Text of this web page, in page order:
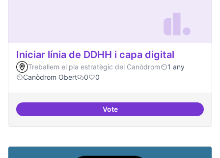
Iniciar línia de DDHH i capa digital
Treballem el pla estratègic del Canòdrom
1 any
Canòdrom Obert
0 0
VoteIniciar línia de DDHH i capa